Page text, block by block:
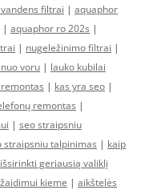
filtrai | aquaphor
| aquaphor ro 202s |
| nugeležinimo filtrai |
voru | lauko kubilai
| kas yra seo |
remontas |
| seo straipsniu
straipsniu talpinimas | kaip
geriausią valiklį
kieme | aikštelės